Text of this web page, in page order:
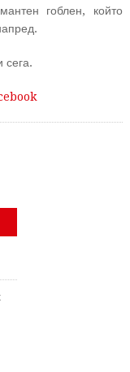
гоблен, който
сега.